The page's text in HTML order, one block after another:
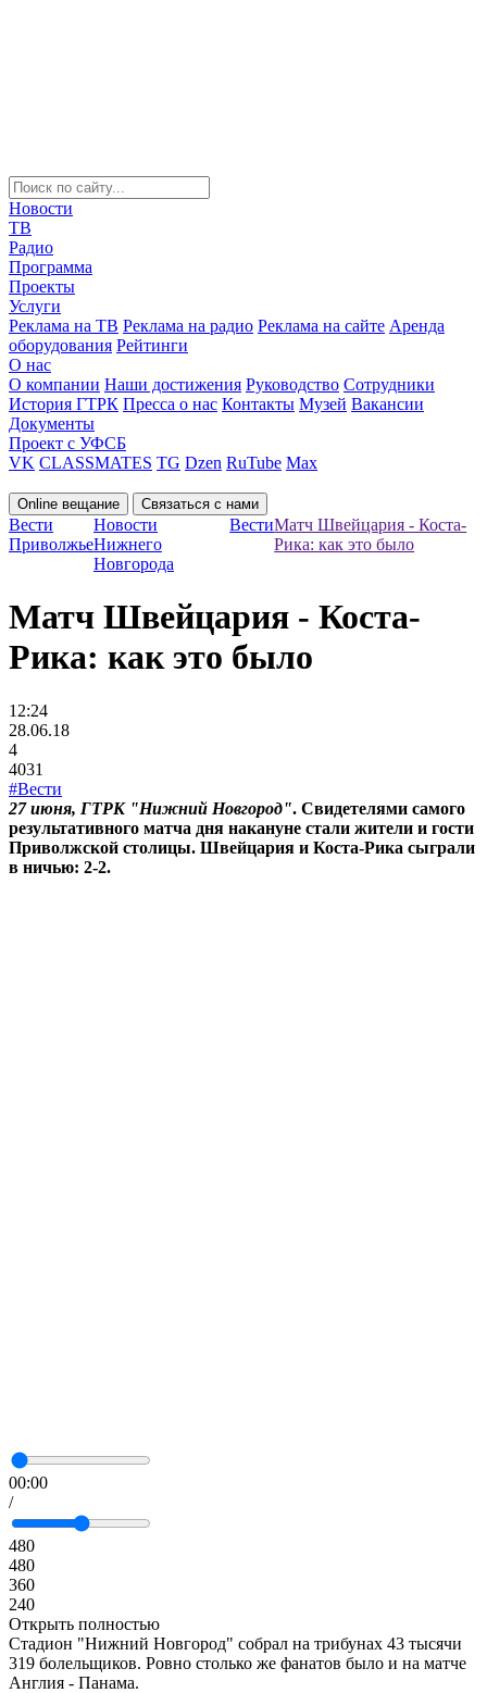
Новости
ТВ
Радио
Программа
Проекты
Услуги
Реклама на ТВ Реклама на радио Реклама на сайте Аренда
оборудования Рейтинги
О нас
О компании Наши достижения Руководство Сотрудники
История ГТРК Пресса о нас Контакты Музей Вакансии
Документы
Проект с УФСБ
VK CLASSMATES TG Dzen RuTube Max
Online вещание Связаться с нами
Вести
Приволжье
Новости
Нижнего
Новгорода
ВестиМатч Швейцария - Коста-
Рика: как это было
Матч Швейцария - Коста-
Рика: как это было
12:24
28.06.18
4
4031
#Вести
27 июня, ГТРК "Нижний Новгород". Свидетелями самого
результативного матча дня накануне стали жители и гости
Приволжской столицы. Швейцария и Коста-Рика сыграли
в ничью: 2-2.
00:00
/
480
480
360
240
Открыть полностью
Стадион "Нижний Новгород" собрал на трибунах 43 тысячи
319 болельщиков. Ровно столько же фанатов было и на матче
Англия - Панама.